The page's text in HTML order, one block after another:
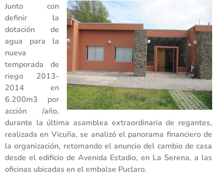
Junto con
definir la
dotación de
agua para la
nueva
temporada de
riego 2013-
2014 en
6.200m3 por
acción /año,
durante la última asamblea extraordinaria de regantes,
realizada en Vicuña, se analizó el panorama financiero de
la organización, retomando el anuncio del cambio de casa
desde el edificio de Avenida Estadio, en La Serena, a las
oficinas ubicadas en el embalse Puclaro.